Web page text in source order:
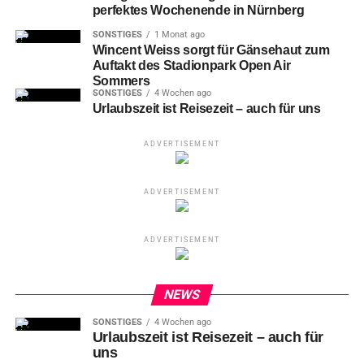
Europäischen Ziesel als stark gefährdet ein.
Erfolgreiche Auswilderung von
Zieseln in Tschechien
Tiergarten noch eine zweite, freilebende Kolonie. Diese
Ziesel leben im östlichen Teil des Tiergartens, im Umfeld
der oberen Nashornanlage. Durch diese beiden Kolonien
kann der Tiergarten mehr Tiere halten und Nachzuchten
perfektes Wochenende in Nürnberg
SONSTIGES 1 Monat ago
Wincent Weiss sorgt für Gänsehaut zum
Auftakt des Stadionpark Open Air
Sommers
SONSTIGES 4 Wochen ago
Urlaubszeit ist Reisezeit – auch für uns
ADVERTISEMENT
ADVERTISEMENT
ADVERTISEMENT
NEWS
SONSTIGES 4 Wochen ago
Urlaubszeit ist Reisezeit – auch für
uns